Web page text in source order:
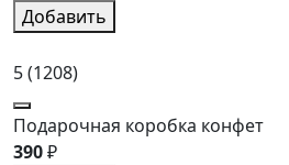
Добавить
5(1208)
Подарочная коробка конфет
390₽